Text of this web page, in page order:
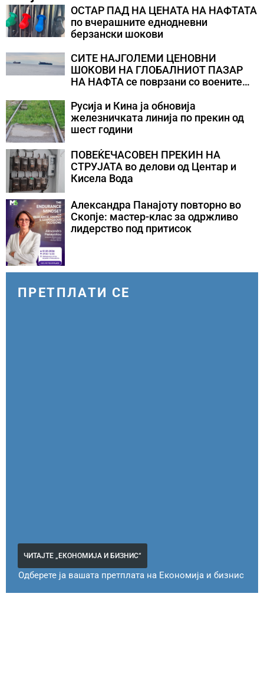
ОСТАР ПАД НА ЦЕНАТА НА НАФТАТА
по вчерашните еднодневни
берзански шокови
СИТЕ НАЈГОЛЕМИ ЦЕНОВНИ
ШОКОВИ НА ГЛОБАЛНИОТ ПАЗАР
НА НАФТА се поврзани со воените
Русија и Кина ја обновија
железничката линија по прекин од
шест години
ПОВЕЌЕЧАСОВЕН ПРЕКИН НА
СТРУЈАТА во делови од Центар и
Кисела Вода
Александра Панајоту повторно во
Скопје: мастер-клас за одржливо
лидерство под притисок
ПРЕТПЛАТИ СЕ
ЧИТАЈТЕ „ЕКОНОМИЈА И БИЗНИС“
Одберете ја вашата претплата на Економија и бизнис